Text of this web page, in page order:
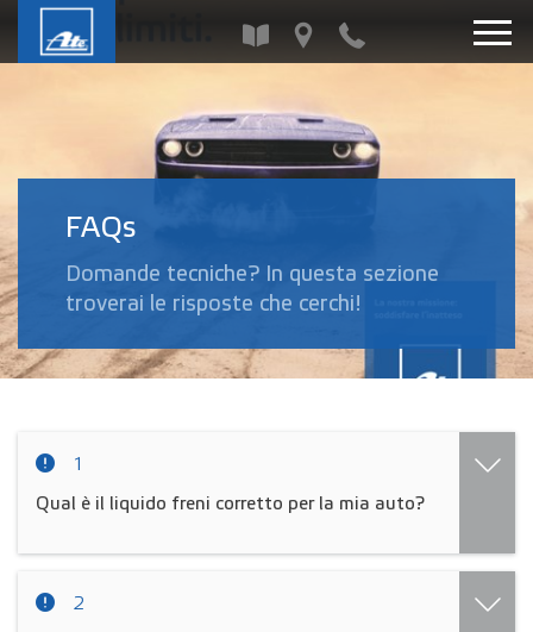
FAQs
Domande tecniche? In questa sezione
troverai le risposte che cerchi!
1
Qual è il liquido freni corretto per la mia auto?
2